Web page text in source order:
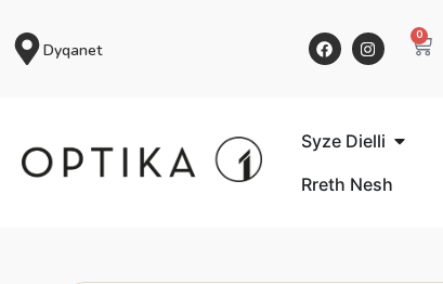
Dyqanet
0
Syze Dielli
Rreth Nesh